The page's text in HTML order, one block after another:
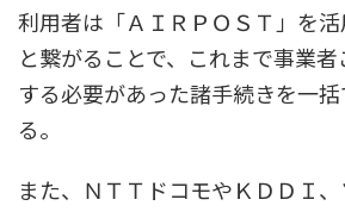
利用者は「ＡＩＲＰＯＳＴ」を
と繋がることで、これまで事業
する必要があった諸手続きを一
る。
また、ＮＴＴドコモやＫＤＤＩ